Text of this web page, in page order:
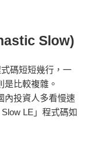
Slow)
碼短短幾行，一
是比較複雜。
內投資人多看慢速
LE」程式碼如